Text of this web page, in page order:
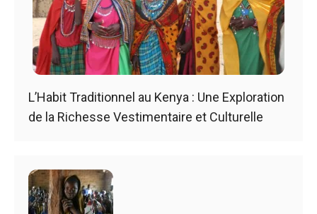
L’Habit Traditionnel au Kenya : Une Exploration
de la Richesse Vestimentaire et Culturelle